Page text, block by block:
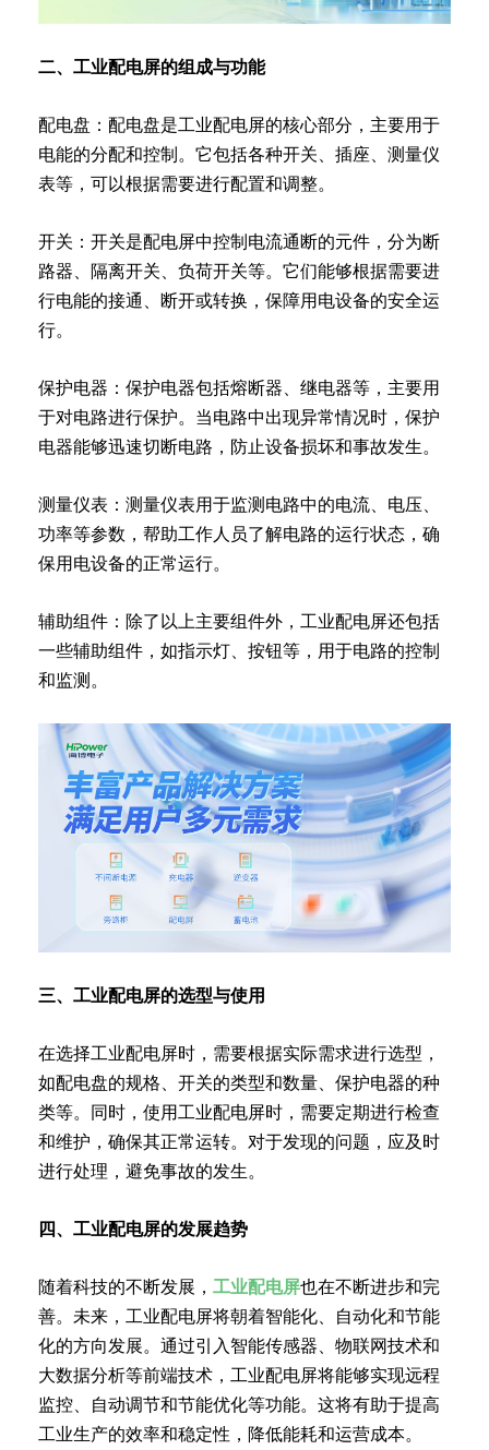
二、工业配电屏的组成与功能
配电盘：配电盘是工业配电屏的核心部分，主要用于
电能的分配和控制。它包括各种开关、插座、测量仪
表等，可以根据需要进行配置和调整。
开关：开关是配电屏中控制电流通断的元件，分为断
路器、隔离开关、负荷开关等。它们能够根据需要进
行电能的接通、断开或转换，保障用电设备的安全运
行。
保护电器：保护电器包括熔断器、继电器等，主要用
于对电路进行保护。当电路中出现异常情况时，保护
电器能够迅速切断电路，防止设备损坏和事故发生。
测量仪表：测量仪表用于监测电路中的电流、电压、
功率等参数，帮助工作人员了解电路的运行状态，确
保用电设备的正常运行。
辅助组件：除了以上主要组件外，工业配电屏还包括
一些辅助组件，如指示灯、按钮等，用于电路的控制
和监测。
三、工业配电屏的选型与使用
在选择工业配电屏时，需要根据实际需求进行选型，
如配电盘的规格、开关的类型和数量、保护电器的种
类等。同时，使用工业配电屏时，需要定期进行检查
和维护，确保其正常运转。对于发现的问题，应及时
进行处理，避免事故的发生。
四、工业配电屏的发展趋势
随着科技的不断发展， 工业配电屏也在不断进步和完
善。未来，工业配电屏将朝着智能化、自动化和节能
化的方向发展。通过引入智能传感器、物联网技术和
大数据分析等前端技术，工业配电屏将能够实现远程
监控、自动调节和节能优化等功能。这将有助于提高
工业生产的效率和稳定性，降低能耗和运营成本。